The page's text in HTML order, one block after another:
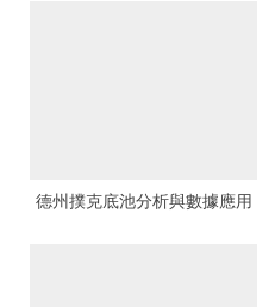
德州撲克底池分析與數據應用